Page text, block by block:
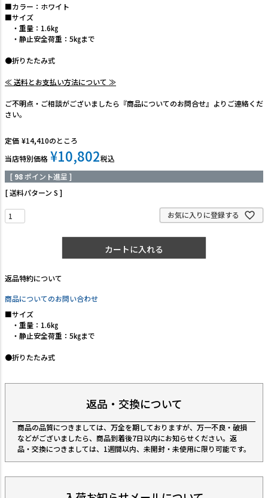
■カラー：ホワイト
■サイズ
・重量：1.6㎏
・静止安全荷重：5㎏まで
●折りたたみ式
≪ 送料とお支払い方法について ≫
ご不明点・ご相談がございましたら『商品についてのお問合せ』よりご連絡くだ
さい。
定価 ¥14,410のところ
当店特別価格 ¥10,802税込
[ 98ポイント進呈 ]
送料パターン S
お気に入りに登録する
カートに入れる
返品特約について
商品についてのお問い合わせ
■サイズ
・重量：1.6㎏
・静止安全荷重：5㎏まで
●折りたたみ式
返品・交換について
商品の品質につきましては、万全を期しておりますが、万一不良・破損
などがございましたら、商品到着後7日以内にお知らせください。返
品・交換につきましては、1週間以内、未開封・未使用に限り可能です。